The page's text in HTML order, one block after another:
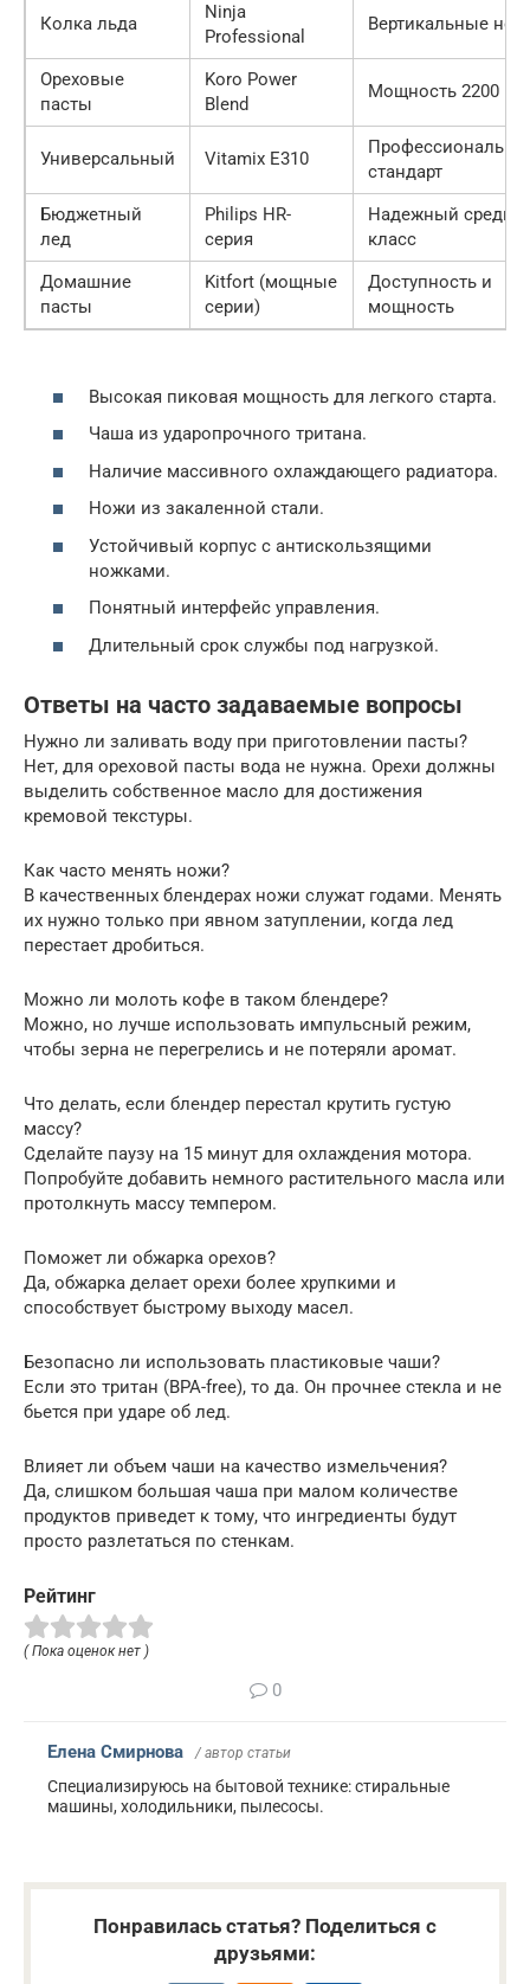
Колка льда
Ninja
Professional
Вертикальные
Ореховые
пасты
Koro Power
Blend
Мощность 2200 Вт
Универсальный Vitamix E310
стандарт
Бюджетный
лед
Philips HR-
серия
Надежный
класс
Домашние
пасты
Kitfort (мощные
серии)
Доступность и
мощность
Высокая пиковая мощность для легкого старта.
Чаша из ударопрочного тритана.
Наличие массивного охлаждающего радиатора.
Ножи из закаленной стали.
Устойчивый корпус с антискользящими
ножками.
Понятный интерфейс управления.
Длительный срок службы под нагрузкой.
Ответы на часто задаваемые вопросы
Нужно ли заливать воду при приготовлении пасты?
Нет, для ореховой пасты вода не нужна. Орехи должны
выделить собственное масло для достижения
кремовой текстуры.
Как часто менять ножи?
В качественных блендерах ножи служат годами. Менять
их нужно только при явном затуплении, когда лед
перестает дробиться.
Можно ли молоть кофе в таком блендере?
Можно, но лучше использовать импульсный режим,
чтобы зерна не перегрелись и не потеряли аромат.
Что делать, если блендер перестал крутить густую
массу?
Сделайте паузу на 15 минут для охлаждения мотора.
Попробуйте добавить немного растительного масла или
протолкнуть массу темпером.
Поможет ли обжарка орехов?
Да, обжарка делает орехи более хрупкими и
способствует быстрому выходу масел.
Безопасно ли использовать пластиковые чаши?
Если это тритан (BPA-free), то да. Он прочнее стекла и не
бьется при ударе об лед.
Влияет ли объем чаши на качество измельчения?
Да, слишком большая чаша при малом количестве
продуктов приведет к тому, что ингредиенты будут
просто разлетаться по стенкам.
Рейтинг
( Пока оценок нет )
0
Елена Смирнова / автор статьи
Специализируюсь на бытовой технике: стиральные
машины, холодильники, пылесосы.
Понравилась статья? Поделиться с
друзьями: